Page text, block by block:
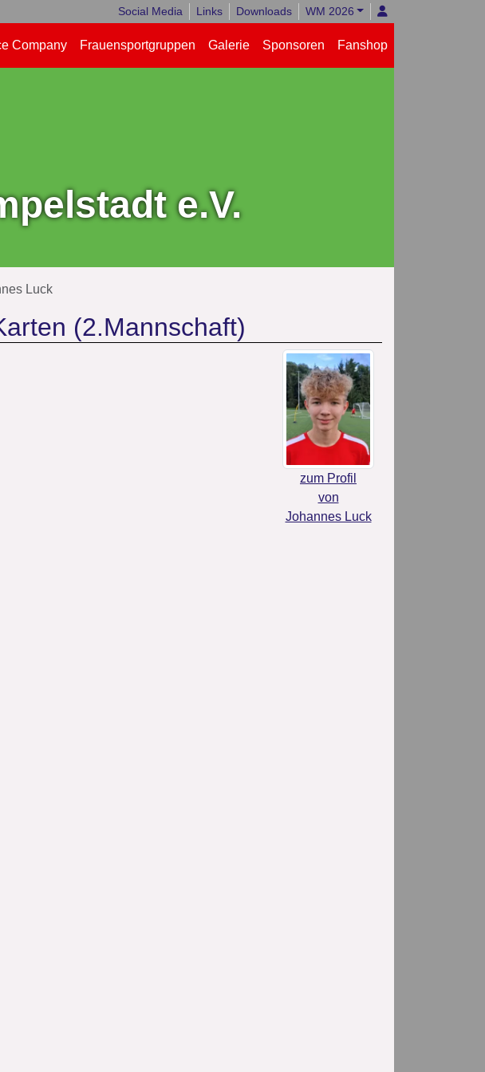
Social Media Links Downloads WM 2026
Company Frauensportgruppen Galerie Sponsoren Fanshop
e.V.
Luck
(2.Mannschaft)
zum Profil
von
Johannes Luck